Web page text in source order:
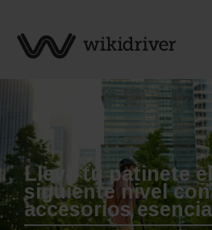
Lleva tu patinete
siguiente nivel
accesorios